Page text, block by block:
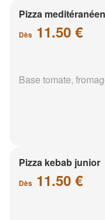
Pizza
Dès 11.50 €
Base tomate,
Pizza kebab junior
Dès 11.50 €